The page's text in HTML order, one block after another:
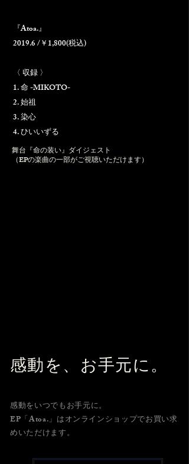
『Atoa.』
2019.6 /￥1,800(税込)
〈 収録 〉
1. 命 -MIKOTO-
2. 始祖
3. 染心
​4. ひいいずる
舞台『命の装い』ダイジェスト
（EPの楽曲の一部がご視聴いただけます）
感動を、お手元に。
感動をいつでもお手元に。
EP「Atoa.」は​オンラインショップでお買い求
めいただけます。